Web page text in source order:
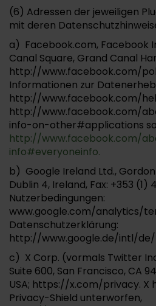
(6) Adressen der jeweiligen
mit deren
a) Facebook.com, Facebook
Canal Square, Grand Canal
http://www.facebook.com/
Informationen zur
http://www.facebook.com/
http://www.facebook.com/
info-on-other#applications
http://www.facebook.com/
info#everyoneinfo.
b) Google Ireland Ltd.,
Dublin 4, Ireland, Fax: +353 (1)
Nutzerbedingungen:
www.google.com/analytics/
Datenschutzerklärung:
http://www.google.de/intl/
c) X Corp. (vormals Twitter
Suite 600, San Francisco, CA
USA; https://x.com/privacy. X
Privacy-Shield unterworfen,